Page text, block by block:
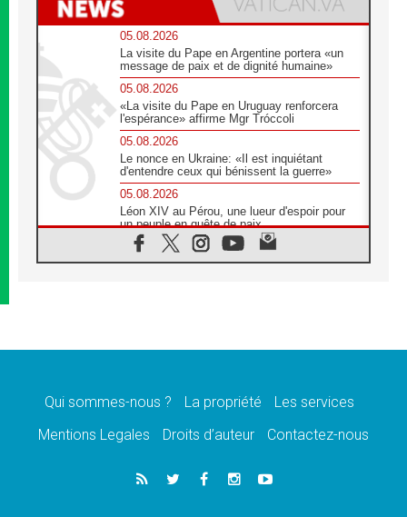
05.08.2026
La visite du Pape en Argentine portera «un
message de paix et de dignité humaine»
05.08.2026
«La visite du Pape en Uruguay renforcera
l'espérance» affirme Mgr Tróccoli
05.08.2026
Le nonce en Ukraine: «Il est inquiétant
d'entendre ceux qui bénissent la guerre»
05.08.2026
Léon XIV au Pérou, une lueur d'espoir pour
un peuple en quête de paix
05.08.2026
SCEAM: L'Église en Afrique vers
en Argentine et au Pérou
Audience générale: la prière est un acte
04.08.2026
Léon XIV invite les Chevaliers de Colomb à
Qui sommes-nous ? La propriété
Les services
Mentions Legales
Droits d’auteur Contactez-nous